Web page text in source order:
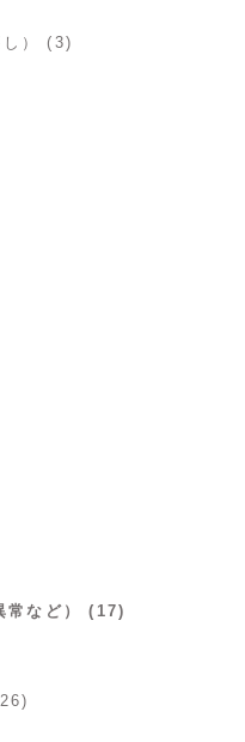
し） (3)
常など） (17)